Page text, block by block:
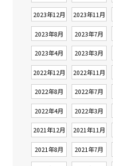
2023年12月 2023年11月
2023年8月 2023年7月
2023年4月 2023年3月
2022年12月 2022年11月
2022年8月 2022年7月
2022年4月 2022年3月
2021年12月 2021年11月
2021年8月 2021年7月